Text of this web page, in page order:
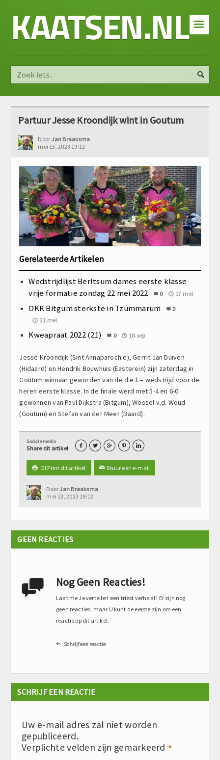
☰
KAATSEN.NL
Partuur Jesse Kroondijk wint in Goutum
DoorJan Braaksma
mei 13, 2023 19:12
Gerelateerde Artikelen
Wedstrijdlijst Berltsum dames eerste klasse
vrije formatie zondag 22 mei 2022
0 17.mei
OKK Bitgum sterkste in Tzummarum
0
21.mei
Kweapraat 2022 (21) 0 18.sep
Jesse Kroondijk (Sint Annaparochie), Gerrit Jan Duiven
(Hidaard) en Hendrik Bouwhuis (Easterein) zijn zaterdag in
Goutum winnaar geworden van de d.e.l. – wedstrijd voor de
heren eerste klasse. In de finale werd met 5-4 en 6-0
gewonnen van Paul Dijkstra (Bitgum), Wessel v.d. Woud
(Goutum) en Stefan van der Meer (Baard).
Sociale media
Share dit artikel     
 Of Print dit artikel ✉Stuur een e-mail
DoorJan Braaksma
mei 13, 2023 19:12
GEEN REACTIES
 Nog Geen Reacties!
Laat me Je vertellen een triest verhaal ! Er zijn nog
geen reacties, maar U kunt de eerste zijn om een
reactie op dit artikel.
 Schrijf een reactie
SCHRIJF EEN REACTIE
Uw e-mail adres zal niet worden
gepubliceerd.
Verplichte velden zijn gemarkeerd *